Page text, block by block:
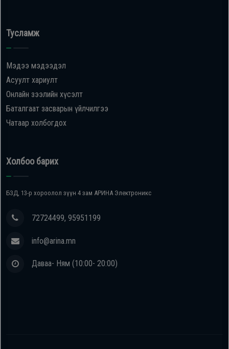
Тусламж
Мэдээ мэдээдэл
Асуулт хариулт
Онлайн зээлийн хүсэлт
Баталгаат засварын үйлчилгээ
Чатаар холбогдох
Холбоо барих
БЗД, 13-р хороолол зүүн 4 зам АРИНА Электроникс
72724499, 95951199
info@arina.mn
Даваа- Ням (10:00- 20:00)